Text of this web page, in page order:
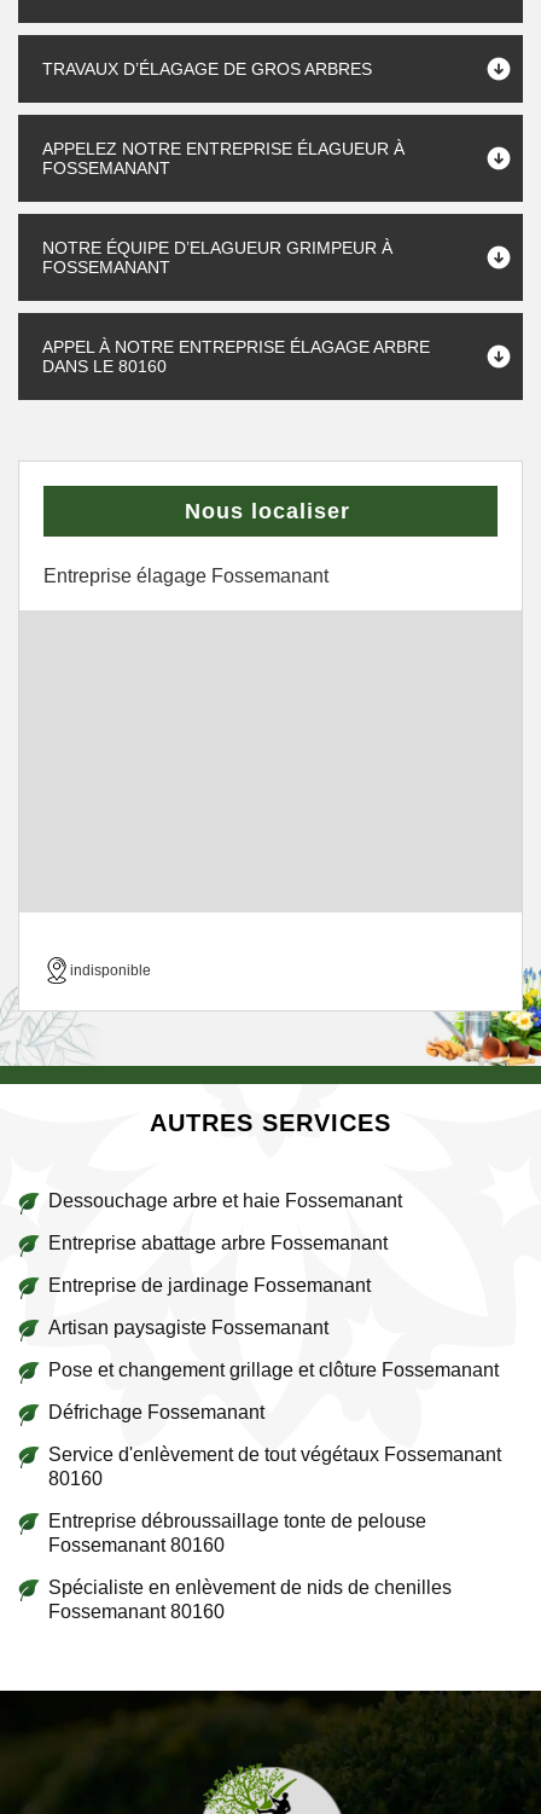
TRAVAUX D’ÉLAGAGE DE GROS ARBRES
APPELEZ NOTRE ENTREPRISE ÉLAGUEUR À
FOSSEMANANT
NOTRE ÉQUIPE D’ELAGUEUR GRIMPEUR À
FOSSEMANANT
APPEL À NOTRE ENTREPRISE ÉLAGAGE ARBRE
DANS LE 80160
Nous localiser
Entreprise élagage Fossemanant
indisponible
AUTRES SERVICES
Dessouchage arbre et haie Fossemanant
Entreprise abattage arbre Fossemanant
Entreprise de jardinage Fossemanant
Artisan paysagiste Fossemanant
Pose et changement grillage et clôture Fossemanant
Défrichage Fossemanant
Service d'enlèvement de tout végétaux Fossemanant
80160
Entreprise débroussaillage tonte de pelouse
Fossemanant 80160
Spécialiste en enlèvement de nids de chenilles
Fossemanant 80160